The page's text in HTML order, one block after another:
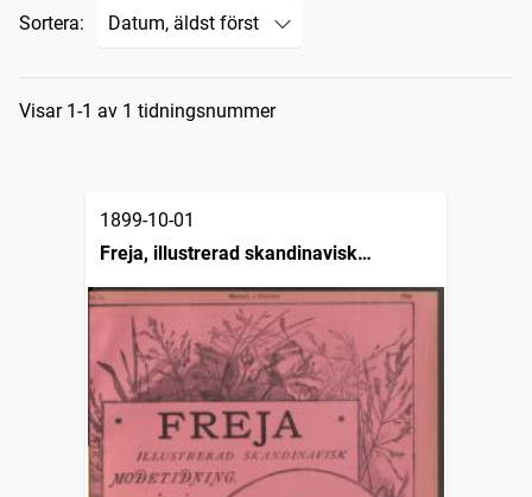
Sortera:
Sökresultat
Visar 1-1 av 1 tidningsnummer
1899-10-01
Freja, illustrerad skandinavisk
modetidning